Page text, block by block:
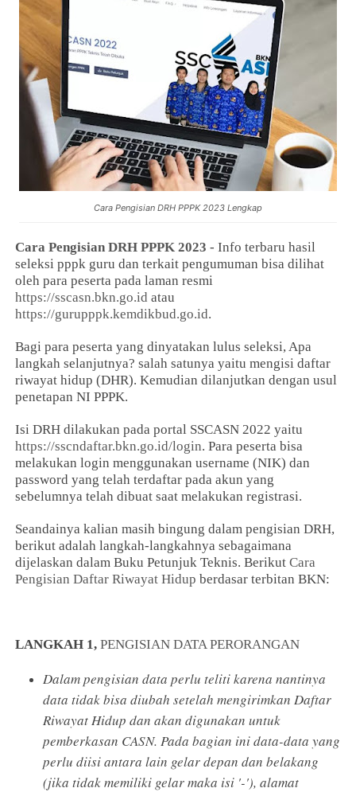
Cara Pengisian DRH PPPK 2023 Lengkap
Cara Pengisian DRH PPPK 2023 - Info terbaru hasil
seleksi pppk guru dan terkait pengumuman bisa dilihat
oleh para peserta pada laman resmi
https://sscasn.bkn.go.id atau
https://gurupppk.kemdikbud.go.id.
Bagi para peserta yang dinyatakan lulus seleksi, Apa
langkah selanjutnya? salah satunya yaitu mengisi daftar
riwayat hidup (DHR). Kemudian dilanjutkan dengan usul
penetapan NI PPPK.
Isi DRH dilakukan pada portal SSCASN 2022 yaitu
https://sscndaftar.bkn.go.id/login. Para peserta bisa
melakukan login menggunakan username (NIK) dan
password yang telah terdaftar pada akun yang
sebelumnya telah dibuat saat melakukan registrasi.
Seandainya kalian masih bingung dalam pengisian DRH,
berikut adalah langkah-langkahnya sebagaimana
dijelaskan dalam Buku Petunjuk Teknis. BerikutCara
Pengisian Daftar Riwayat Hidup berdasar terbitan BKN:
LANGKAH 1, PENGISIAN DATA PERORANGAN
Dalam pengisian data perlu teliti karena nantinya
data tidak bisa diubah setelah mengirimkan Daftar
Riwayat Hidup dan akan digunakan untuk
pemberkasan CASN. Pada bagian ini data-data yang
perlu diisi antara lain gelar depan dan belakang
(jika tidak memiliki gelar maka isi '-'), alamat